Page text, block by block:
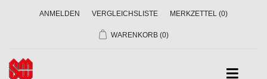
ANMELDEN VERGLEICHSLISTE MERKZETTEL (0)
WARENKORB (0)